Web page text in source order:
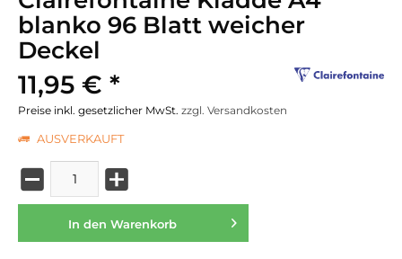
blanko 96 Blatt weicher
Deckel
11,95 € *
Preise inkl. gesetzlicher MwSt. zzgl. Versandkosten
AUSVERKAUFT
In den Warenkorb